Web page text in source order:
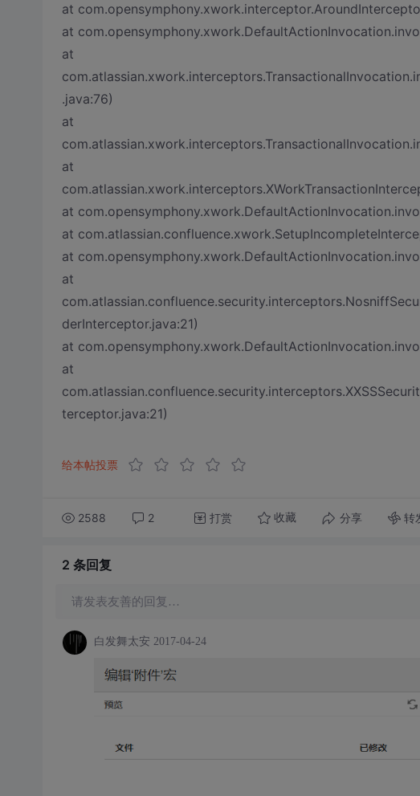
at
at
at
.java:76)
at
at
at
at
at
at
derInterceptor.java:21)
at
at
terceptor.java:21)
给本帖投票
2588 2 打赏 收藏 分享 转
2 条回复
请发表友善的回复…
白发舞太安 2017-04-24